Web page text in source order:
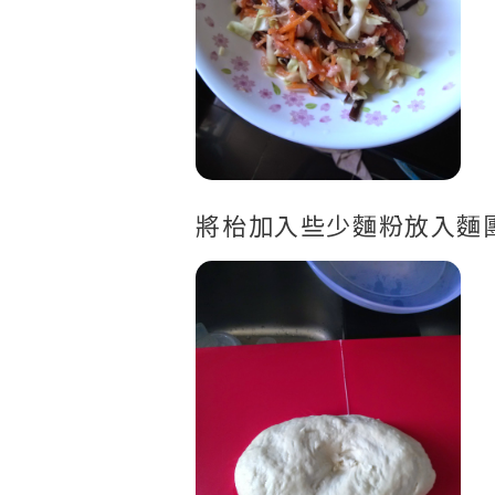
將枱加入些少麵粉放入麵